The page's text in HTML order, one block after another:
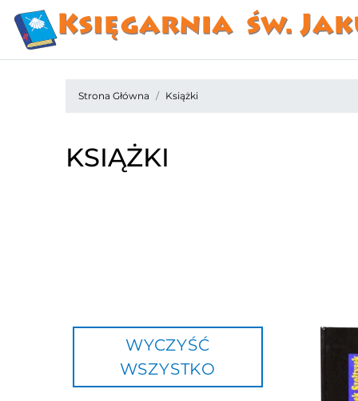
Strona Główna Książki
KSIĄŻKI
WYCZYŚĆ
WSZYSTKO